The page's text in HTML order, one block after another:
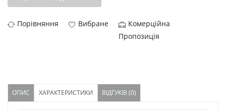
Порівняння Вибране
Комерційна
Пропозиція
ОПИС ХАРАКТЕРИСТИКИ ВІДГУКІВ (0)